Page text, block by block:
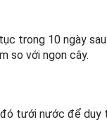
trong 10 ngày
so với ngọn cây.
tưới nước để